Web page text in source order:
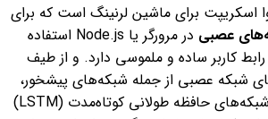
اسکریپت برای ماشین لرنینگ است که برای
عصبی
در مرورگر یا Node.js استفاده
کاربر ساده و ملموسی دارد. و از طیف
شبکه عصبی از جمله شبکه‌های پیشخور،
شبکه‌های بازگشتی و شبکه‌های حافظه طولانی کوتاه‌مدت (LSTM)